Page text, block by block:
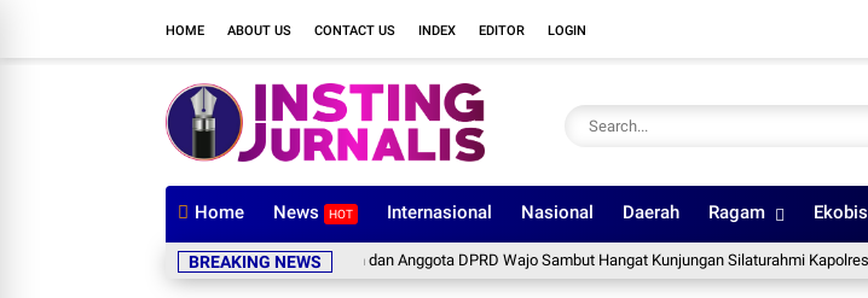
HOME ABOUT US CONTACT US INDEX EDITOR LOGIN
Home News HOT Internasional Nasional Daerah Ragam Ekobis
BREAKING NEWS
Pimpinan dan Anggota DPRD Wajo Sambut Hangat Kunjungan Silaturahmi Kapolres yang Baru